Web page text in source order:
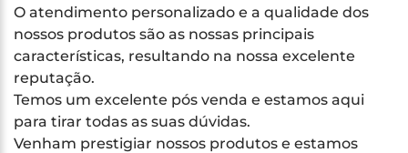
O atendimento personalizado e a qualidade dos
nossos produtos são as nossas principais
características, resultando na nossa excelente
reputação.
Temos um excelente pós venda e estamos aqui
para tirar todas as suas dúvidas.
Venham prestigiar nossos produtos e estamos